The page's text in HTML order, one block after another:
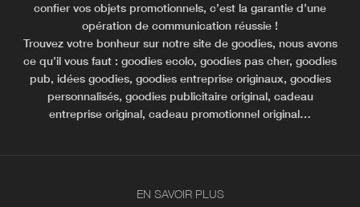
confier vos objets promotionnels, c’est la garantie d’une
opération de communication réussie !
Trouvez votre bonheur sur notre site de goodies, nous avons
ce qu’il vous faut : goodies ecolo, goodies pas cher, goodies
pub, idées goodies, goodies entreprise originaux, goodies
personnalisés, goodies publicitaire original, cadeau
entreprise original, cadeau promotionnel original…
EN SAVOIR PLUS